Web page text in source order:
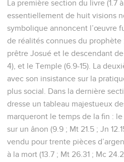
La première section du livre (1.7
essentiellement de huit visions
symbolique annoncent l’œuvre
de réalités connues du prophète
prêtre Josué et le descendant
4), et le Temple (6.9-15). La
avec son insistance sur la
plus social. Dans la dernière
dresse un tableau majestueux
marqueront le temps de la fin :
sur un ânon (9.9 ; Mt 21.5 ; Jn
vendu pour trente pièces
à la mort (13.7 ; Mt 26.31 ; Mc